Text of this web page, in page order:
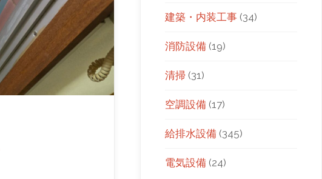
建築・内装工事 (34)
消防設備 (19)
清掃 (31)
空調設備 (17)
給排水設備 (345)
電気設備 (24)